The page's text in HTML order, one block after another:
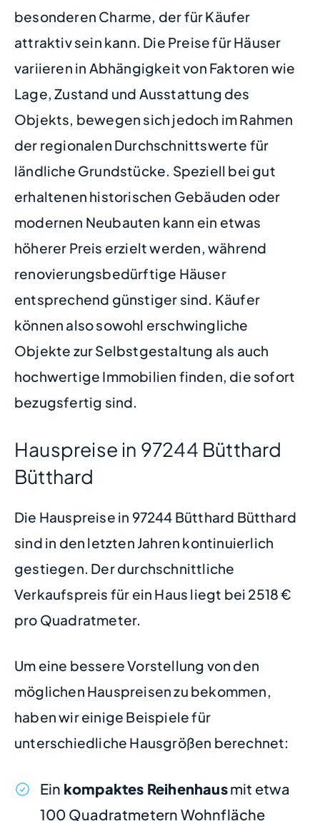
besonderen Charme, der für Käufer
attraktiv sein kann. Die Preise für Häuser
variieren in Abhängigkeit von Faktoren wie
Lage, Zustand und Ausstattung des
Objekts, bewegen sich jedoch im Rahmen
der regionalen Durchschnittswerte für
ländliche Grundstücke. Speziell bei gut
erhaltenen historischen Gebäuden oder
modernen Neubauten kann ein etwas
höherer Preis erzielt werden, während
renovierungsbedürftige Häuser
entsprechend günstiger sind. Käufer
können also sowohl erschwingliche
Objekte zur Selbstgestaltung als auch
hochwertige Immobilien finden, die sofort
bezugsfertig sind.
Hauspreise in 97244 Bütthard
Bütthard
Die Hauspreise in 97244 Bütthard Bütthard
sind in den letzten Jahren kontinuierlich
gestiegen. Der durchschnittliche
Verkaufspreis für ein Haus liegt bei 2518 €
pro Quadratmeter.
Um eine bessere Vorstellung von den
möglichen Hauspreisen zu bekommen,
haben wir einige Beispiele für
unterschiedliche Hausgrößen berechnet:
Ein kompaktes Reihenhausmit etwa
100 Quadratmetern Wohnfläche